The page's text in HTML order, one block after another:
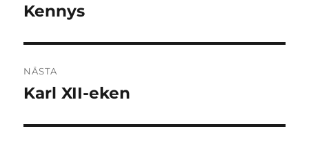
Föregående
Kennys
NÄSTA
Nästa
Karl XII-eken